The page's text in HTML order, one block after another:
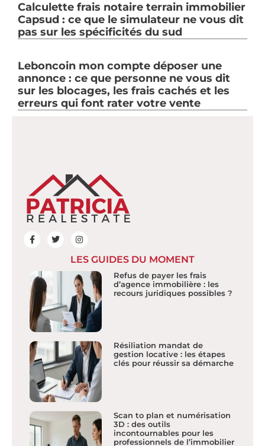
Calculette frais notaire terrain immobilier
Capsud : ce que le simulateur ne vous dit
pas sur les spécificités du sud
Leboncoin mon compte déposer une
annonce : ce que personne ne vous dit
sur les blocages, les frais cachés et les
erreurs qui font rater votre vente
LES GUIDES DU MOMENT
Refus de payer les frais
d’agence immobilière : les
recours juridiques possibles ?
Résiliation mandat de
gestion locative : les étapes
clés pour réussir sa démarche
Scan to plan et numérisation
3D : des outils
incontournables pour les
professionnels de l’immobilier